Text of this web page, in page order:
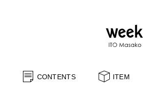
CONTENTS ITEM